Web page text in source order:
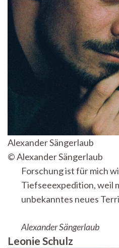
Alexander Sängerlaub
© Alexander Sängerlaub
Forschung ist für mich
Tiefseeexpedition, weil
unbekanntes neues
Alexander Sängerlaub
Leonie Schulz